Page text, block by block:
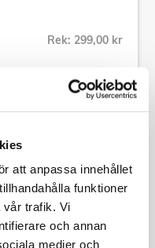
att anpassa innehållet
funktioner
vår trafik. Vi
och annan
medier och
Rek: 299,00 kr